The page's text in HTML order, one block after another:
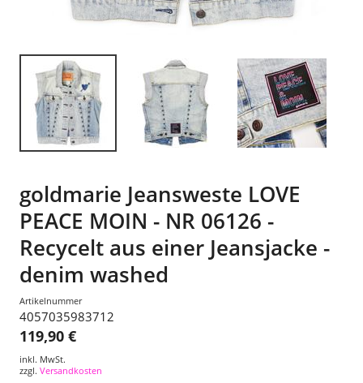
goldmarie Jeansweste LOVE
PEACE MOIN - NR 06126 -
Recycelt aus einer Jeansjacke -
denim washed
Artikelnummer
4057035983712
119,90 €
inkl. MwSt.
zzgl. Versandkosten